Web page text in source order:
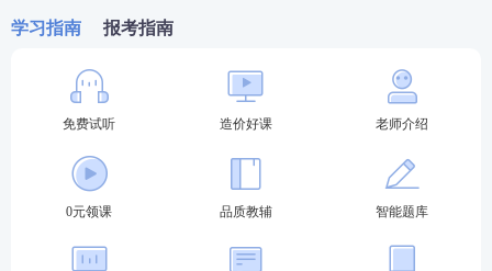
4.具有工学、管理学、经济学门类博士学位。
具有其他专业相应学历或者学位的人员，从事工
程造价、工程管理业务工作年限相应增加1年。
免两科：
（三）具有以下条件之一的，参加一级造价工程师
学习指南 报考指南
免费试听 造价好课 老师介绍
0元领课 品质教辅 智能题库